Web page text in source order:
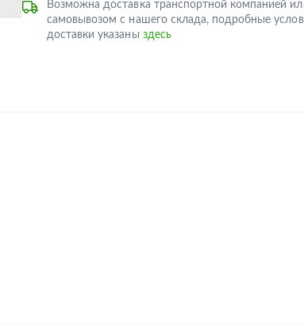
Возможна доставка транспортной компанией
самовывозом с нашего склада, подробные
доставки указаны здесь